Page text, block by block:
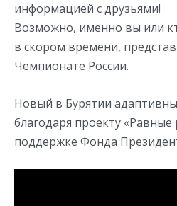
информацией с друзьями!
Возможно, именно вы или
в скором времени,
Чемпионате России.
Новый в Бурятии
благодаря проекту
поддержке Фонда